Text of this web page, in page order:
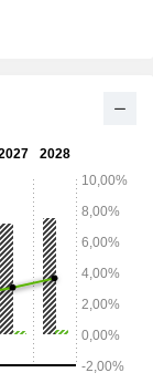
Est, l’Amérique
propose des
exclusif et
Elle propose
porcs sous la